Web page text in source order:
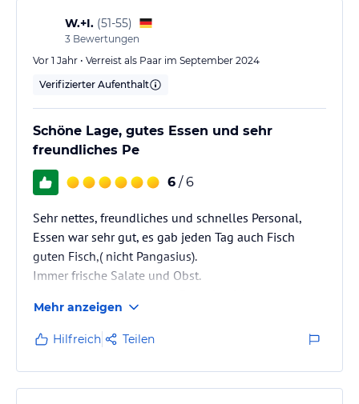
W.+I. (51-55)
3 Bewertungen
Vor 1 Jahr • Verreist als Paar im September 2024
Verifizierter Aufenthalt
Schöne Lage, gutes Essen und sehr
freundliches Pe
6 / 6
Sehr nettes, freundliches und schnelles Personal,
Essen war sehr gut, es gab jeden Tag auch Fisch
guten Fisch,( nicht Pangasius).
Immer frische Salate und Obst.
gefallen.
Die Lage ist sehr schön.
Mehr anzeigen
Hilfreich Teilen